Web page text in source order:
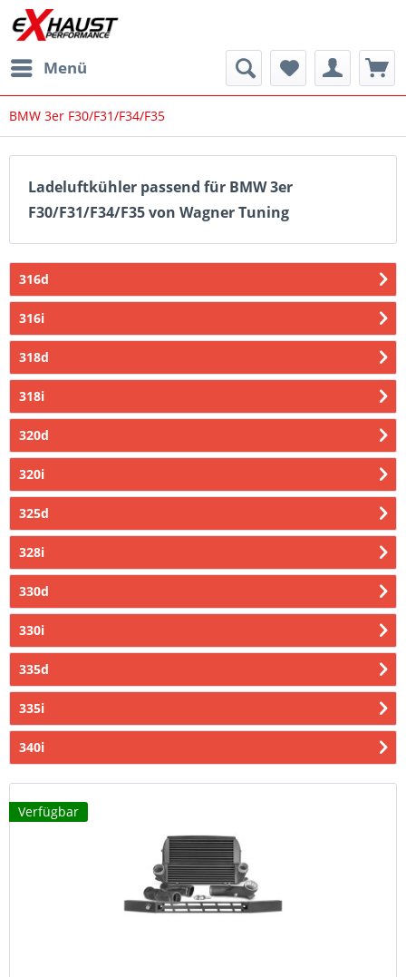
Menü
BMW 3er F30/F31/F34/F35
Ladeluftkühler passend für BMW 3er
F30/F31/F34/F35 von Wagner Tuning
316d
316i
318d
318i
320d
320i
325d
328i
330d
330i
335d
335i
340i
Verfügbar